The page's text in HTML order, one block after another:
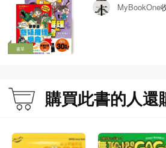
書單
MyBookOne
購買此書的人還